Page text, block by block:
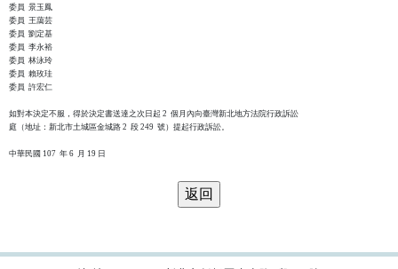
委員  景玉鳳
委員  王藹芸
委員  劉定基
委員  李永裕
委員  林泳玲
委員  賴玫珪
委員  許宏仁
如對本決定不服，得於決定書送達之次日起 2  個月內向臺灣新北地方法院行政訴訟
庭（地址：新北市土城區金城路 2  段 249  號）提起行政訴訟。